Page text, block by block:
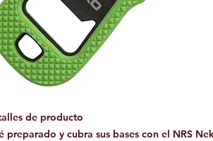
de producto
preparado y cubra sus bases con el NRS